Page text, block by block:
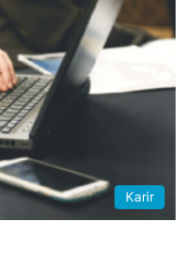
Karir